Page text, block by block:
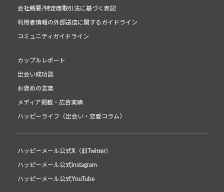
会社概要/特定商取引法に基づく表記
利用者情報の外部送信に関するガイドライン
コミュニティガイドライン
カップルレポート
出会い成功談
お褒めの言葉
メディア掲載・広告実績
ハッピーライフ（出会い・恋愛コラム）
ハッピーメール公式X（旧Twitter）
ハッピーメール公式instagram
ハッピーメール公式YouTube